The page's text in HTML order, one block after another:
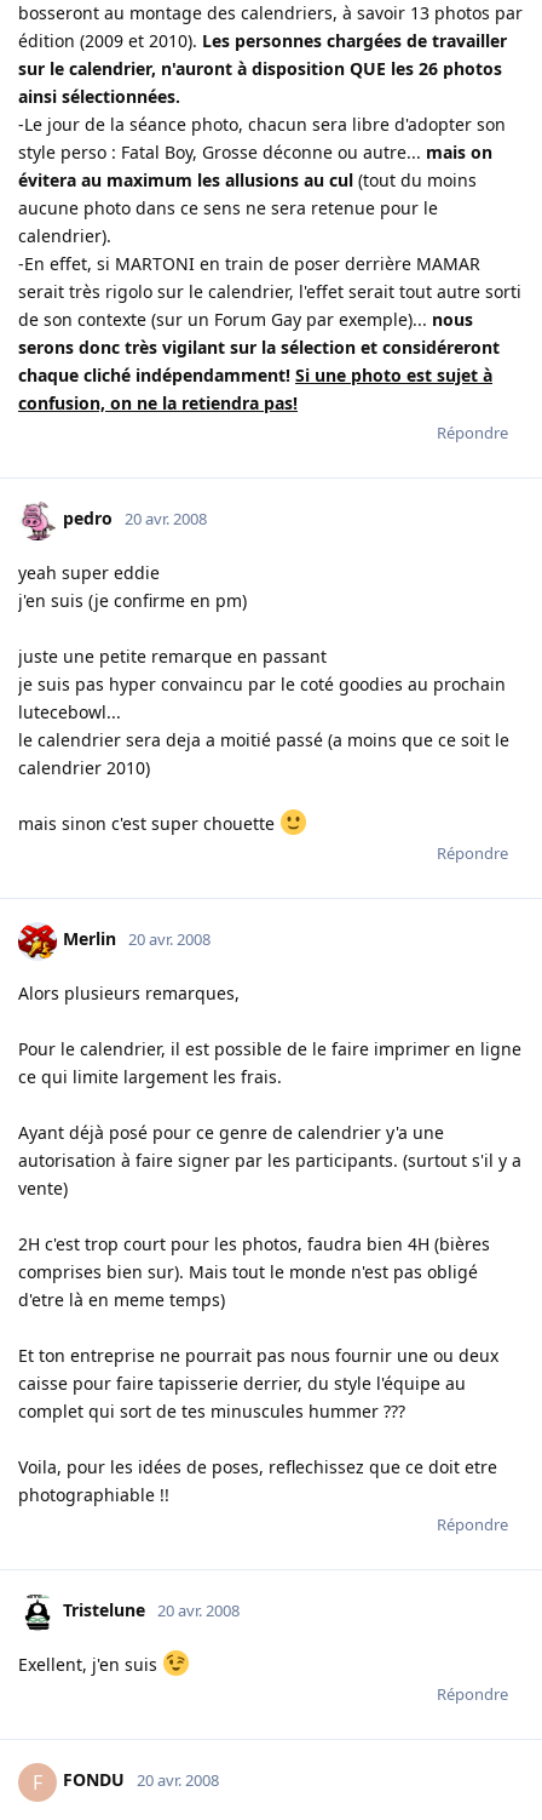
bosseront au montage des calendriers, à savoir 13 photos par
édition (2009 et 2010). Les personnes chargées de travailler
sur le calendrier, n'auront à disposition QUE les 26 photos
ainsi sélectionnées.
-Le jour de la séance photo, chacun sera libre d'adopter son
style perso : Fatal Boy, Grosse déconne ou autre... mais on
évitera au maximum les allusions au cul (tout du moins
aucune photo dans ce sens ne sera retenue pour le
calendrier).
-En effet, si MARTONI en train de poser derrière MAMAR
serait très rigolo sur le calendrier, l'effet serait tout autre sorti
de son contexte (sur un Forum Gay par exemple)... nous
serons donc très vigilant sur la sélection et considéreront
chaque cliché indépendamment! Si une photo est sujet à
confusion, on ne la retiendra pas!
Répondre
pedro 20 avr. 2008
yeah super eddie
j'en suis (je confirme en pm)
juste une petite remarque en passant
je suis pas hyper convaincu par le coté goodies au prochain
lutecebowl...
le calendrier sera deja a moitié passé (a moins que ce soit le
calendrier 2010)
mais sinon c'est super chouette
Répondre
Merlin 20 avr. 2008
Alors plusieurs remarques,
Pour le calendrier, il est possible de le faire imprimer en ligne
ce qui limite largement les frais.
Ayant déjà posé pour ce genre de calendrier y'a une
autorisation à faire signer par les participants. (surtout s'il y a
vente)
2H c'est trop court pour les photos, faudra bien 4H (bières
comprises bien sur). Mais tout le monde n'est pas obligé
d'etre là en meme temps)
Et ton entreprise ne pourrait pas nous fournir une ou deux
caisse pour faire tapisserie derrier, du style l'équipe au
complet qui sort de tes minuscules hummer ???
Voila, pour les idées de poses, reflechissez que ce doit etre
photographiable !!
Répondre
Tristelune 20 avr. 2008
Exellent, j'en suis
Répondre
F FONDU 20 avr. 2008